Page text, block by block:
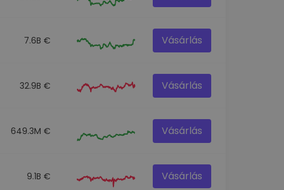
7.6B € Vásárlás
32.9B € Vásárlás
649.3M € Vásárlás
9.1B € Vásárlás